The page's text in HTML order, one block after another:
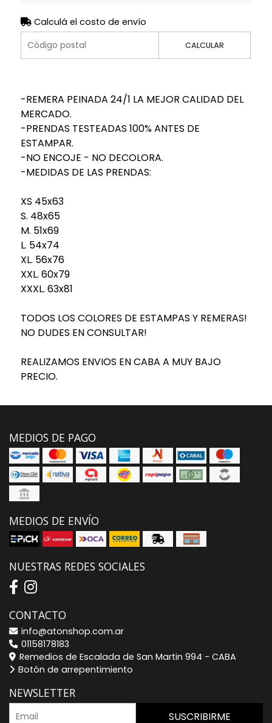
Calculá el costo de envío
CALCULAR
-REMERA PEINADA 24/1 LA MEJOR CALIDAD DEL
MERCADO.
-PRENDAS TESTEADAS 100% ANTES DE
ESTAMPAR.
-NO ENCOJE - NO DECOLORA.
-MEDIDAS DE LAS PRENDAS:
XS 45x63
S. 48x65
M. 51x69
L. 54x74
XL. 56x76
XXL. 60x79
XXXL. 63x81
TODOS LOS COLORES DE ESTAMPAS Y REMERAS!
NO DUDES EN CONSULTAR!
REALIZAMOS ENVIOS EN CABA A MUY BAJO
PRECIO.
MEDIOS DE PAGO
MEDIOS DE ENVÍO
NUESTRAS REDES SOCIALES
CONTACTO
info@atonshop.com.ar
01158178183
Remedios de Escalada de San Martin 994 - CABA
Botón de arrepentimiento
NEWSLETTER
SUSCRIBIRME